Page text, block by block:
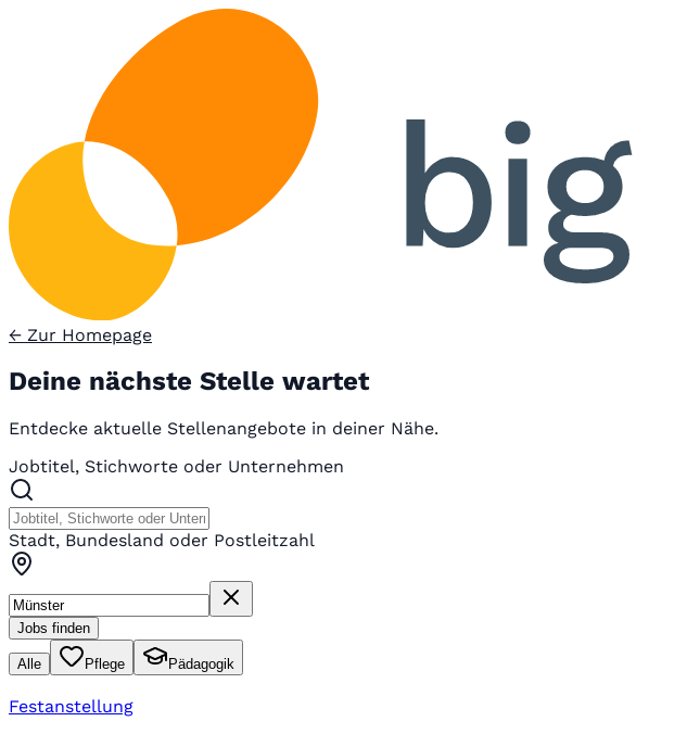
← Zur Homepage
Deine nächste Stelle wartet
Entdecke aktuelle Stellenangebote in deiner Nähe.
Jobtitel, Stichworte oder Unternehmen
Stadt, Bundesland oder Postleitzahl
Jobs finden
Alle Pflege Pädagogik
Festanstellung